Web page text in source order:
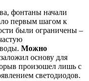
фонтаны начали
первым шагом к
были ограничены –
Можно
основу для
произошел лишь с
светодиодов.